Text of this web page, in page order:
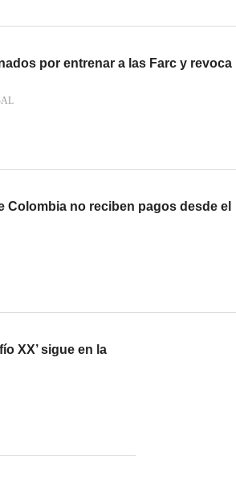
por entrenar a las Farc y revoca
Colombia no reciben pagos desde el
XX’ sigue en la